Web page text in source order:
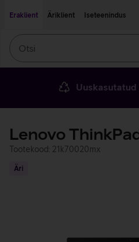
Eraklient
Äriklient Iseteenindus
Uuskasutatud
Lenovo
Tootekood: 21k70020mx
Äri